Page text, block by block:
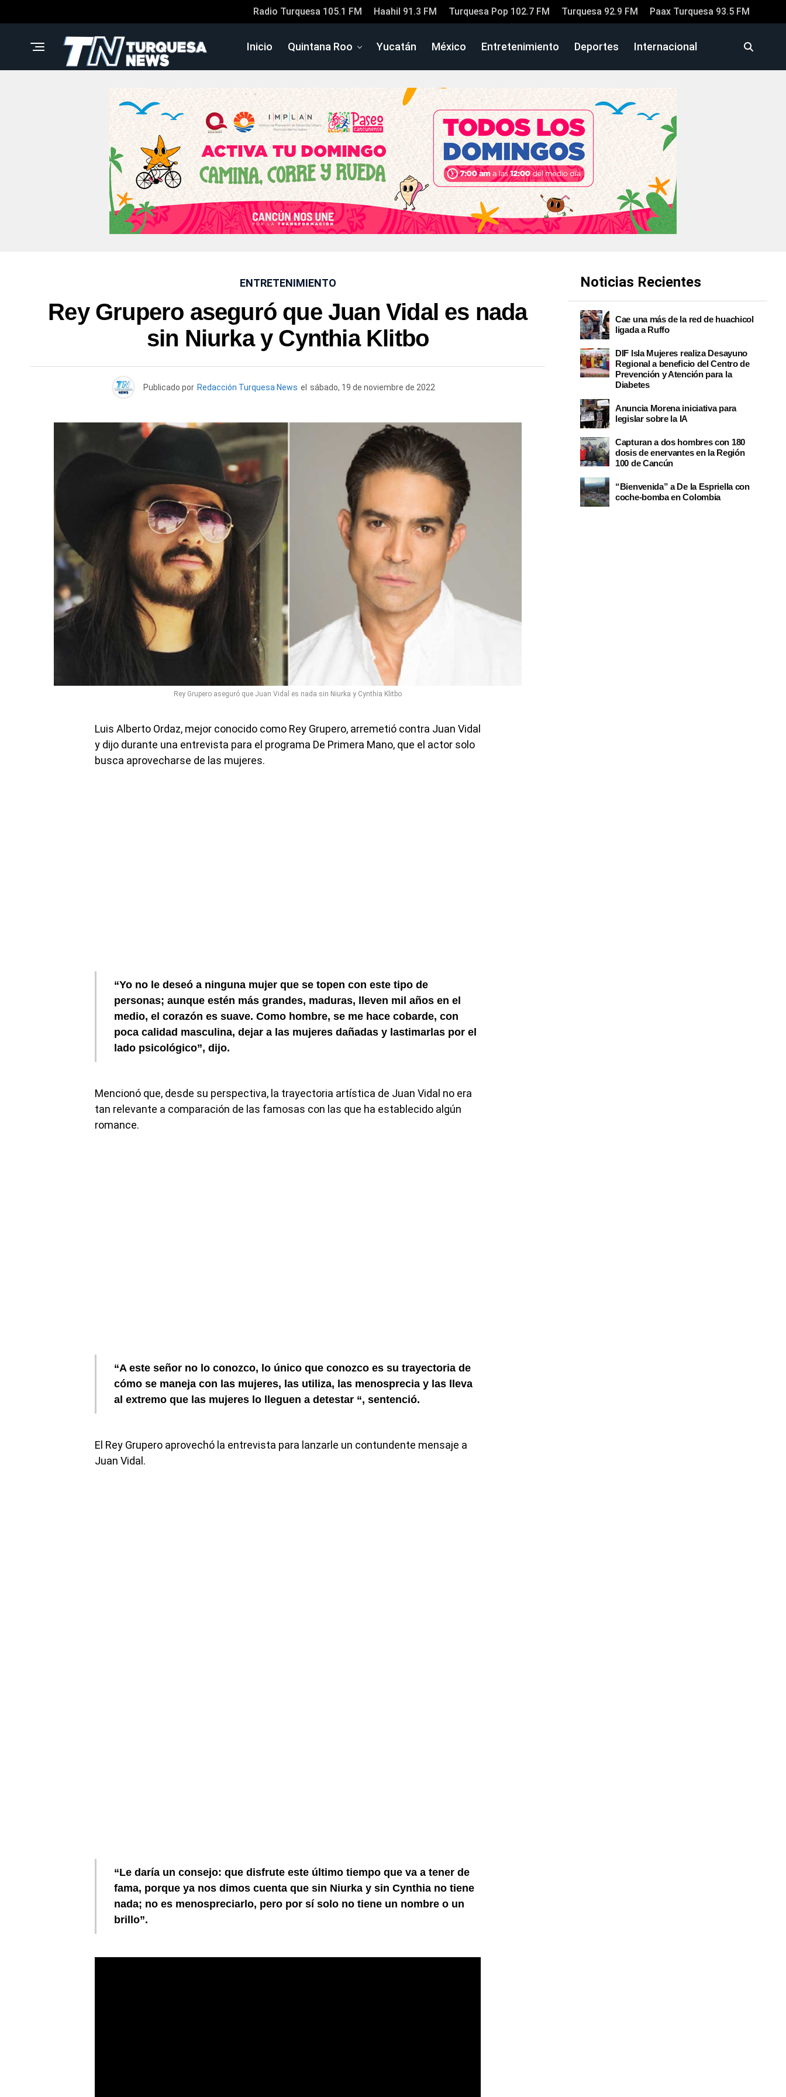
Radio Turquesa 105.1 FM Haahil 91.3 FM Turquesa Pop 102.7 FM Turquesa 92.9 FM Paax Turquesa 93.5 FM
Inicio Quintana Roo Yucatán México Entretenimiento Deportes Internacional
ENTRETENIMIENTO
Rey Grupero aseguró que Juan Vidal es nada
sin Niurka y Cynthia Klitbo
Publicado por Redacción Turquesa News el sábado, 19 de noviembre de 2022
Rey Grupero aseguró que Juan Vidal es nada sin Niurka y Cynthia Klitbo
Luis Alberto Ordaz, mejor conocido como Rey Grupero, arremetió contra Juan Vidal
y dijo durante una entrevista para el programa De Primera Mano, que el actor solo
busca aprovecharse de las mujeres.
“Yo no le deseó a ninguna mujer que se topen con este tipo de
personas; aunque estén más grandes, maduras, lleven mil años en el
medio, el corazón es suave. Como hombre, se me hace cobarde, con
poca calidad masculina, dejar a las mujeres dañadas y lastimarlas por el
lado psicológico”, dijo.
Mencionó que, desde su perspectiva, la trayectoria artística de Juan Vidal no era
tan relevante a comparación de las famosas con las que ha establecido algún
romance.
“A este señor no lo conozco, lo único que conozco es su trayectoria de
cómo se maneja con las mujeres, las utiliza, las menosprecia y las lleva
al extremo que las mujeres lo lleguen a detestar “, sentenció.
El Rey Grupero aprovechó la entrevista para lanzarle un contundente mensaje a
Juan Vidal.
“Le daría un consejo: que disfrute este último tiempo que va a tener de
fama, porque ya nos dimos cuenta que sin Niurka y sin Cynthia no tiene
nada; no es menospreciarlo, pero por sí solo no tiene un nombre o un
brillo”.
Noticias Recientes
Cae una más de la red de huachicol
ligada a Ruffo
DIF Isla Mujeres realiza Desayuno
Regional a beneficio del Centro de
Prevención y Atención para la
Diabetes
Anuncia Morena iniciativa para
legislar sobre la IA
Capturan a dos hombres con 180
dosis de enervantes en la Región
100 de Cancún
“Bienvenida” a De la Espriella con
coche-bomba en Colombia